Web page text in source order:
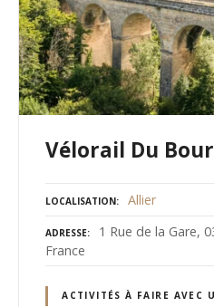
Vélorail Du
LOCALISATION Allier
ADRESSE
1 Rue de la Gare,
France
ACTIVITÉS À FAIRE AVEC